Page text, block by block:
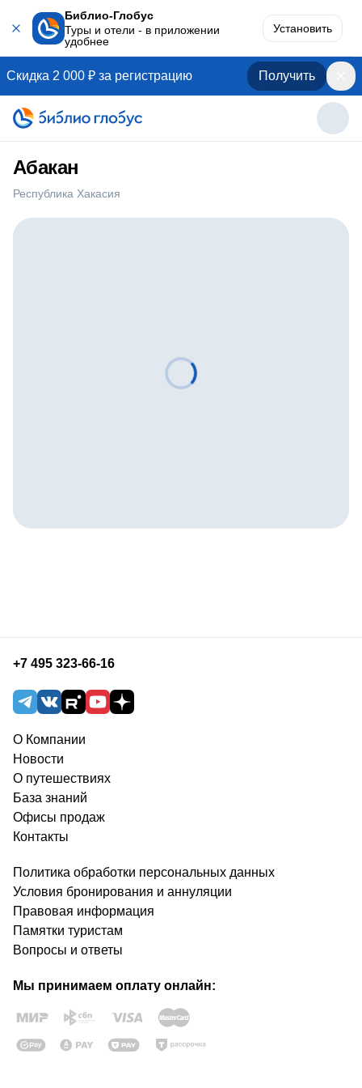
Библио-Глобус
Туры и отели - в приложении
удобнее
Установить
Скидка 2 000 ₽ за регистрацию Получить
Абакан
Республика Хакасия
+7 495 323-66-16
О Компании
Новости
О путешествиях
База знаний
Офисы продаж
Контакты
Политика обработки персональных данных
Условия бронирования и аннуляции
Правовая информация
Памятки туристам
Вопросы и ответы
Мы принимаем оплату онлайн: